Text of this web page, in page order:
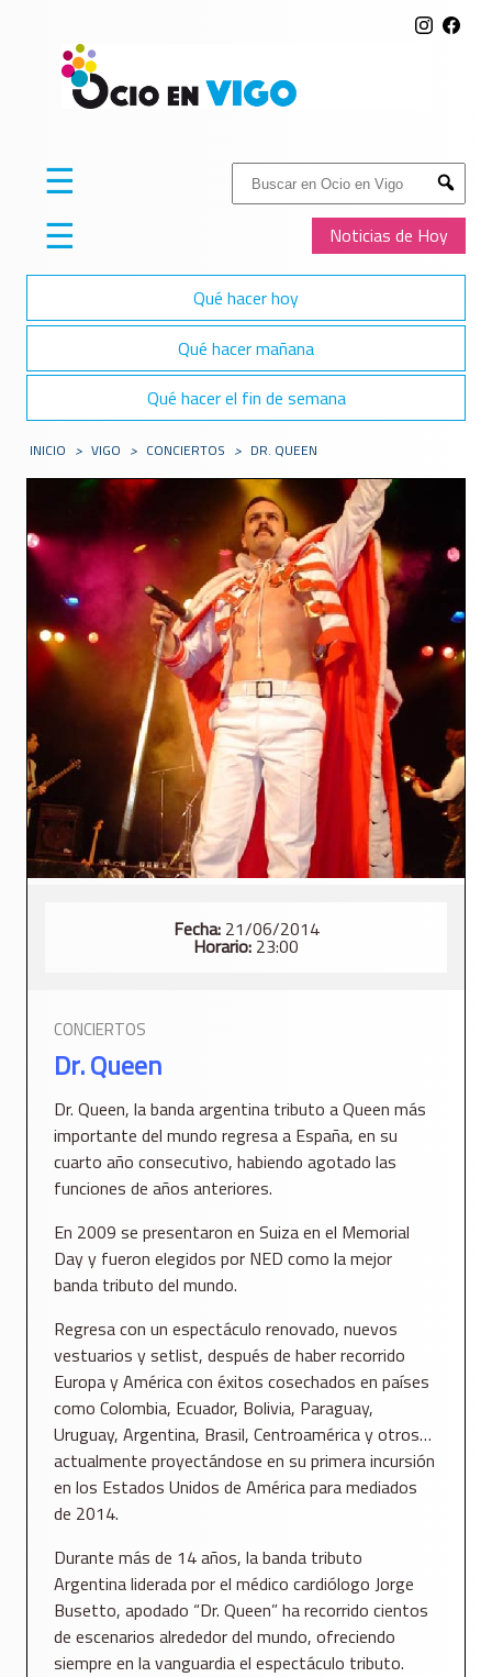
Buscar:
Submit
Noticias de Hoy
☰
☰
Qué hacer hoy
Qué hacer mañana
Qué hacer el fin de semana
INICIO > VIGO > CONCIERTOS > DR. QUEEN
Fecha:21/06/2014
Horario: 23:00
CONCIERTOS
Dr. Queen
Dr. Queen, la banda argentina tributo a Queen más
importante del mundo regresa a España, en su
cuarto año consecutivo, habiendo agotado las
funciones de años anteriores.
En 2009 se presentaron en Suiza en el Memorial
Day y fueron elegidos por NED como la mejor
banda tributo del mundo.
Regresa con un espectáculo renovado, nuevos
vestuarios y setlist, después de haber recorrido
Europa y América con éxitos cosechados en países
como Colombia, Ecuador, Bolivia, Paraguay,
Uruguay, Argentina, Brasil, Centroamérica y otros…
actualmente proyectándose en su primera incursión
en los Estados Unidos de América para mediados
de 2014.
Durante más de 14 años, la banda tributo
Argentina liderada por el médico cardiólogo Jorge
Busetto, apodado “Dr. Queen” ha recorrido cientos
de escenarios alrededor del mundo, ofreciendo
siempre en la vanguardia el espectáculo tributo.